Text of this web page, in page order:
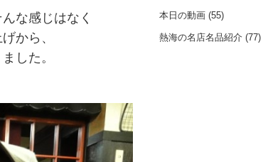
な感じはなく
から、
した。
本日の動画(55)
熱海の名店名品紹介(77)